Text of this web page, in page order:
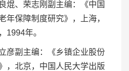
焜、荣志刚副主编：《中国
年保障制度研究》，上海，
1994年。
彦副主编：《乡镇企业股份
，北京， 中国人民大学出版